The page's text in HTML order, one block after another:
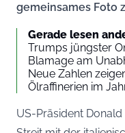
gemeinsames Foto
Gerade lesen
Trumps jüngster
Blamage am
Neue Zahlen
Ölraffinerien im
US-Präsident